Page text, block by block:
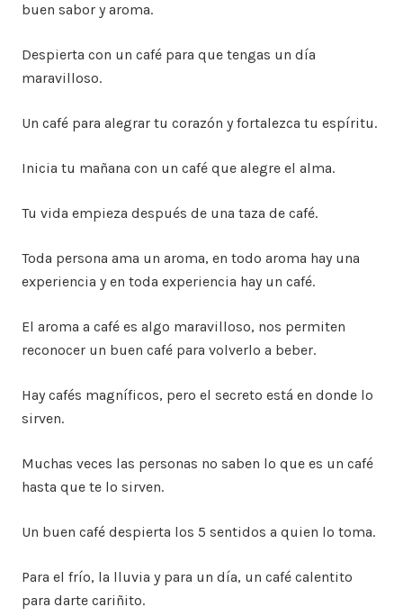
buen sabor y aroma.
Despierta con un café para que tengas un día
maravilloso.
Un café para alegrar tu corazón y fortalezca tu espíritu.
Inicia tu mañana con un café que alegre el alma.
Tu vida empieza después de una taza de café.
Toda persona ama un aroma, en todo aroma hay una
experiencia y en toda experiencia hay un café.
El aroma a café es algo maravilloso, nos permiten
reconocer un buen café para volverlo a beber.
Hay cafés magníficos, pero el secreto está en donde lo
sirven.
Muchas veces las personas no saben lo que es un café
hasta que te lo sirven.
Un buen café despierta los 5 sentidos a quien lo toma.
Para el frío, la lluvia y para un día, un café calentito
para darte cariñito.